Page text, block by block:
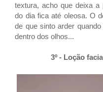
textura, acho que deixa a
do dia fica até oleosa. O
de que sinto arder
dentro dos olhos...
3º - Loção